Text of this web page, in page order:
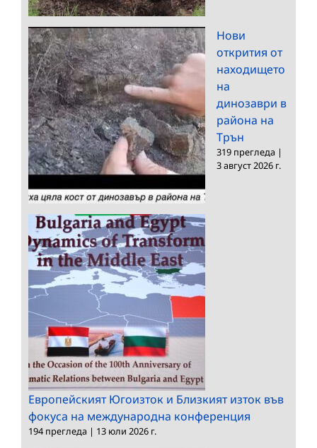
Нови
открития от
находището
на
динозаври в
района на
Трън
319 прегледа |
3 август 2026 г.
Европейският Югоизток и Близкият изток във
фокуса на международна конференция
194 прегледа | 13 юли 2026 г.